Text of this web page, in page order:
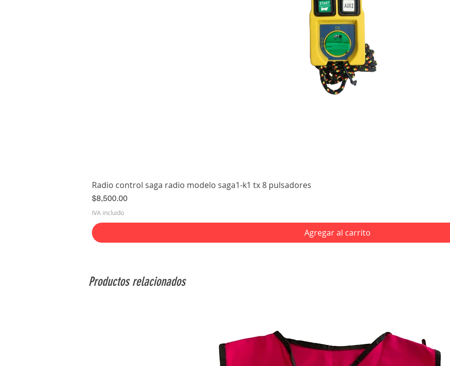
Radio control saga radio modelo saga1-k1 tx 8 pulsadores
Precio
$8,500.00
IVA incluido
Agregar al carrito
Productos relacionados